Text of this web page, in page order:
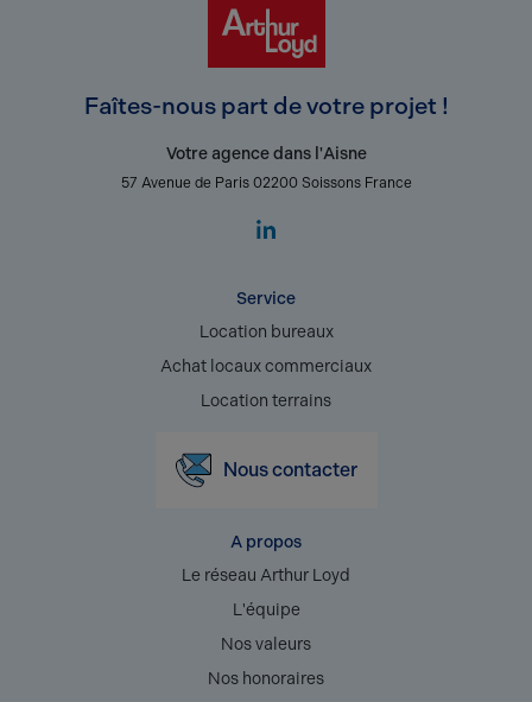
Faîtes-nous part de votre projet !
Votre agence dans l'Aisne
57 Avenue de Paris 02200 Soissons France
Service
Location bureaux
Achat locaux commerciaux
Location terrains
Nous contacter
A propos
Le réseau Arthur Loyd
L'équipe
Nos valeurs
Nos honoraires